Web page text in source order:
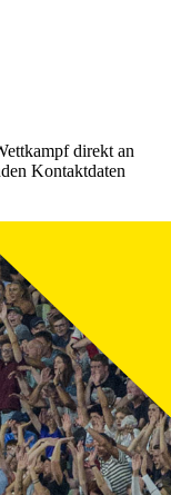
direkt an
Kontaktdaten